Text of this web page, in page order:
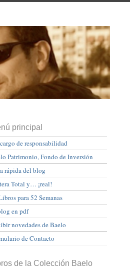
principal
de responsabilidad
Patrimonio, Fondo de Inversión
rápida del blog
Total y… ¡real!
para 52 Semanas
en pdf
novedades de Baelo
de Contacto
de la Colección Baelo